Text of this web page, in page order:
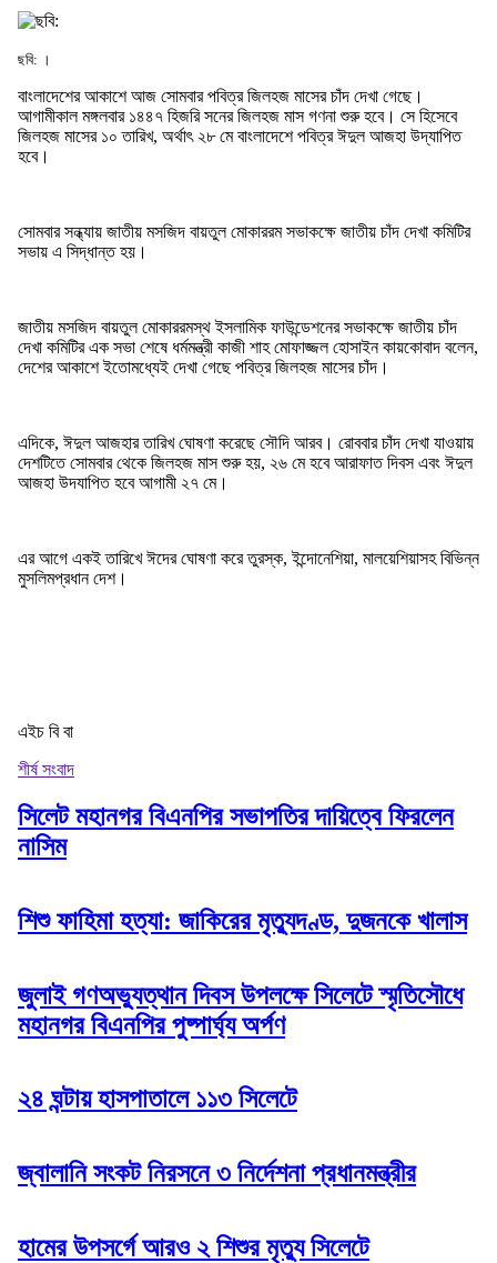
ছবি: ।
বাংলাদেশের আকাশে আজ সোমবার পবিত্র জিলহজ মাসের চাঁদ দেখা গেছে।
আগামীকাল মঙ্গলবার ১৪৪৭ হিজরি সনের জিলহজ মাস গণনা শুরু হবে। সে হিসেবে
জিলহজ মাসের ১০ তারিখ, অর্থাৎ ২৮ মে বাংলাদেশে পবিত্র ঈদুল আজহা উদ্‌যাপিত
হবে।
সোমবার সন্ধ্যায় জাতীয় মসজিদ বায়তুল মোকাররম সভাকক্ষে জাতীয় চাঁদ দেখা কমিটির
সভায় এ সিদ্ধান্ত হয়।
জাতীয় মসজিদ বায়তুল মোকাররমস্থ ইসলামিক ফাউন্ডেশনের সভাকক্ষে জাতীয় চাঁদ
দেখা কমিটির এক সভা শেষে ধর্মমন্ত্রী কাজী শাহ মোফাজ্জল হোসাইন কায়কোবাদ বলেন,
দেশের আকাশে ইতোমধ্যেই দেখা গেছে পবিত্র জিলহজ মাসের চাঁদ।
এদিকে, ঈদুল আজহার তারিখ ঘোষণা করেছে সৌদি আরব। রোববার চাঁদ দেখা যাওয়ায়
দেশটিতে সোমবার থেকে জিলহজ মাস শুরু হয়, ২৬ মে হবে আরাফাত দিবস এবং ঈদুল
আজহা উদযাপিত হবে আগামী ২৭ মে।
এর আগে একই তারিখে ঈদের ঘোষণা করে তুরস্ক, ইন্দোনেশিয়া, মালয়েশিয়াসহ বিভিন্ন
মুসলিমপ্রধান দেশ।
এইচ বি বা
শীর্ষ সংবাদ
সিলেট মহানগর বিএনপির সভাপতির দায়িত্বে ফিরলেন
নাসিম
শিশু ফাহিমা হত্যা: জাকিরের মৃত্যুদণ্ড, দুজনকে খালাস
জুলাই গণঅভ্যুত্থান দিবস উপলক্ষে সিলেটে স্মৃতিসৌধে
মহানগর বিএনপির পুষ্পার্ঘ্য অর্পণ
২৪ ঘন্টায় হাসপাতালে ১১৩ সিলেটে
জ্বালানি সংকট নিরসনে ৩ নির্দেশনা প্রধানমন্ত্রীর
হামের উপসর্গে আরও ২ শিশুর মৃত্যু সিলেটে